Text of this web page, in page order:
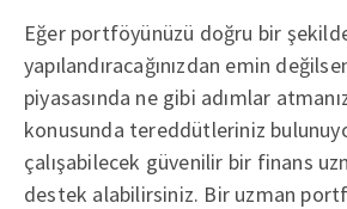
Eğer portföyünüzü doğru bir
yapılandıracağınızdan emin
piyasasında ne gibi adımlar
konusunda tereddütleriniz
çalışabilecek güvenilir bir finans
destek alabilirsiniz. Bir uzman